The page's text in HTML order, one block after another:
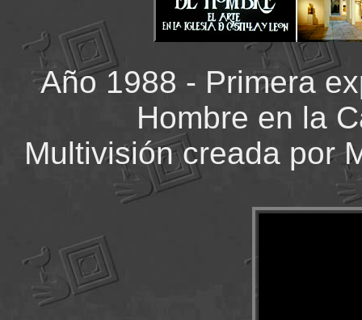
Año 1988 - Primera
Hombre en la
Multivisión creada por